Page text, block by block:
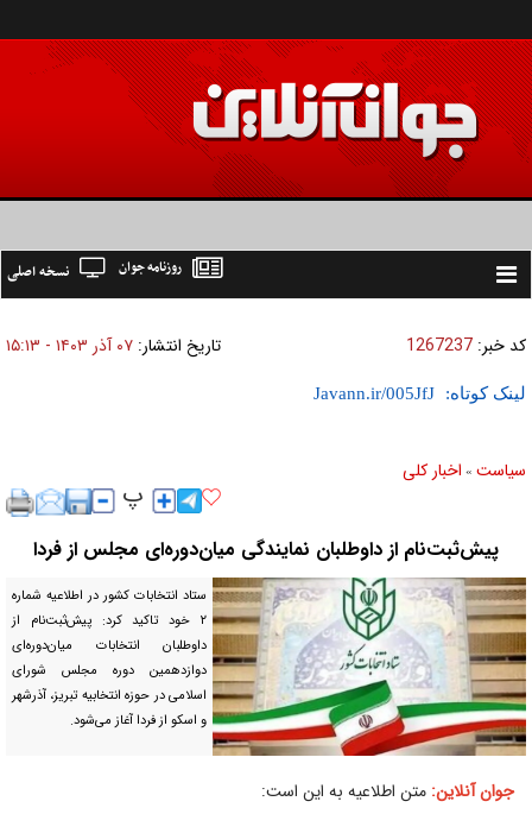
Toggle
نسخه اصلی روزنامه جوان
کد خبر: 1267237 تاریخ انتشار: ۰۷ آذر ۱۴۰۳ - ۱۵:۱۳
لینک کوتاه:
سیاست » اخبار کلی
پیش‌ثبت‌نام از داوطلبان نمایندگی میان‌دوره‌ای مجلس از فردا
ستاد انتخابات کشور در اطلاعیه شماره
۲ خود تاکید کرد: پیش‌ثبت‌نام از
داوطلبان انتخابات میان‌دوره‌ای
دوازدهمین دوره مجلس شورای
اسلامی در حوزه انتخابیه تبریز، آذرشهر
و اسکو از فردا آغاز می‌شود.
جوان آنلاین: متن اطلاعیه به این است: